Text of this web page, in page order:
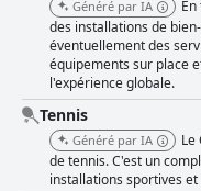
Généré par IA
des installations de
éventuellement des
équipements sur place
l'expérience globale.
Tennis
Généré par IA
Le
de tennis. C'est un
installations sportives